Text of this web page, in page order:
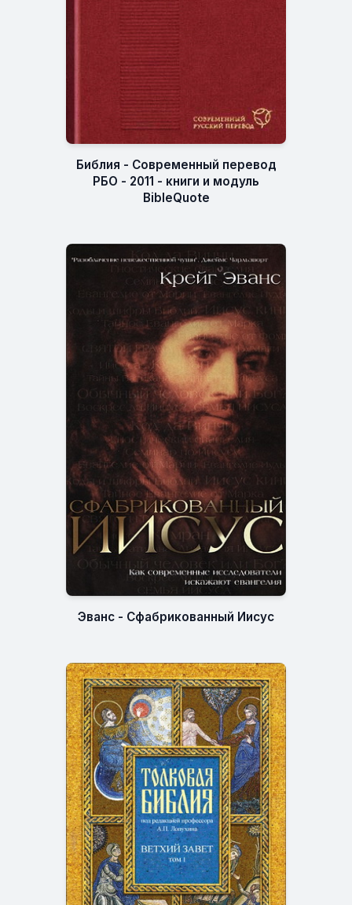
Библия - Современный перевод
РБО - 2011 - книги и модуль
BibleQuote
Эванс - Сфабрикованный Иисус